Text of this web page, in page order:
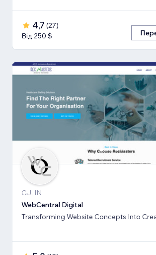
4,7 (27)
Від 250 $
GJ, IN
WebCentral Digital
Transforming Website Concepts Into